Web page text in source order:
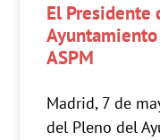
El Presidente
ASPM
Madrid, 7 de
del Pleno del